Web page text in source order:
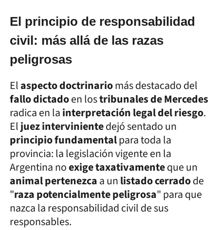
El principio de responsabilidad
civil: más allá de las razas
peligrosas
Elaspecto doctrinariomás destacado del
fallo dictadoen lostribunales de Mercedes
radica en lainterpretación legal del riesgo.
Eljuez intervinientedejó sentado un
principio fundamentalpara toda la
provincia: la legislación vigente en la
Argentina noexige taxativamenteque un
animal pertenezcaa unlistado cerradode
"raza potencialmente peligrosa" para que
nazca la responsabilidad civil de sus
responsables.